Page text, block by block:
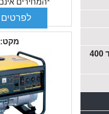
מקט:
מכשיר הידרלי נטען ללחיצה עד 400